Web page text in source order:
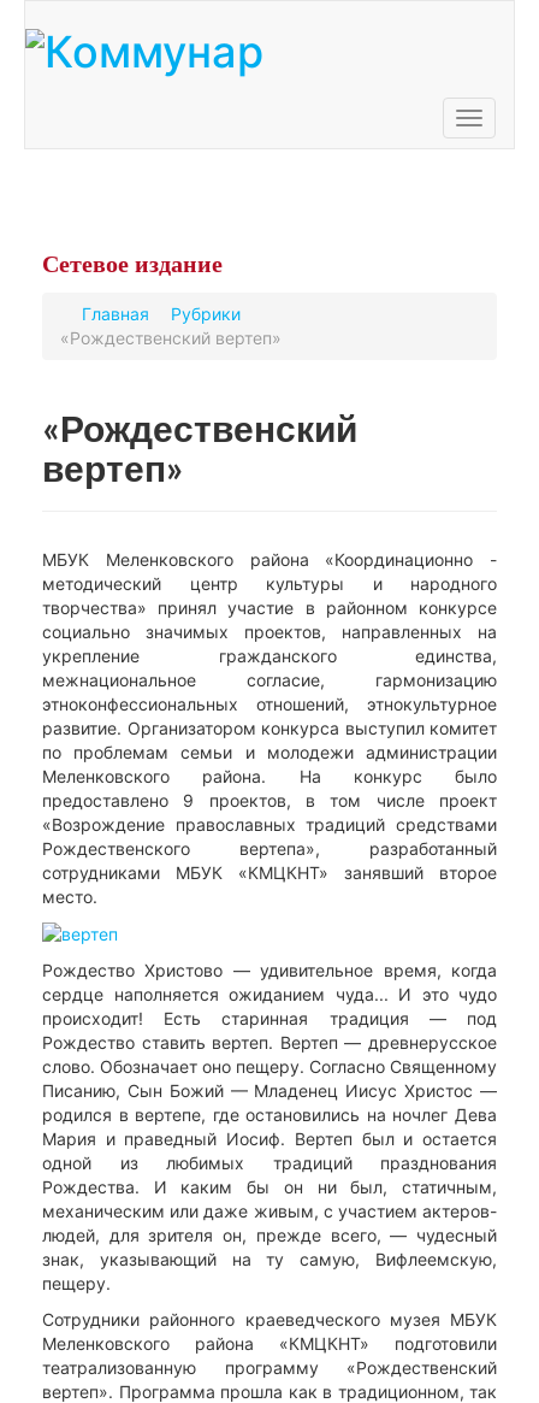
Toggle
Сетевое издание
Главная
Рубрики
«Рождественский вертеп»
«Рождественский
вертеп»
МБУК Меленковского района «Координационно -
методический центр культуры и народного
творчества» принял участие в районном конкурсе
социально значимых проектов, направленных на
укрепление гражданского единства,
межнациональное согласие, гармонизацию
этноконфессиональных отношений, этнокультурное
развитие. Организатором конкурса выступил комитет
по проблемам семьи и молодежи администрации
Меленковского района. На конкурс было
предоставлено 9 проектов, в том числе проект
«Возрождение православных традиций средствами
Рождественского вертепа», разработанный
сотрудниками МБУК «КМЦКНТ» занявший второе
место.
Рождество Христово — удивительное время, когда
сердце наполняется ожиданием чуда... И это чудо
происходит! Есть старинная традиция — под
Рождество ставить вертеп. Вертеп — древнерусское
слово. Обозначает оно пещеру. Согласно Священному
Писанию, Сын Божий — Младенец Иисус Христос —
родился в вертепе, где остановились на ночлег Дева
Мария и праведный Иосиф. Вертеп был и остается
одной из любимых традиций празднования
Рождества. И каким бы он ни был, статичным,
механическим или даже живым, с участием актеров-
людей, для зрителя он, прежде всего, — чудесный
знак, указывающий на ту самую, Вифлеемскую,
пещеру.
Сотрудники районного краеведческого музея МБУК
Меленковского района «КМЦКНТ» подготовили
театрализованную программу «Рождественский
вертеп». Программа прошла как в традиционном, так